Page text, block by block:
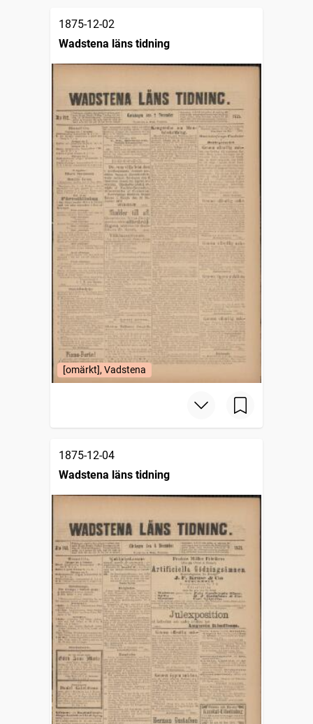
1875-12-02
Wadstena läns tidning
[omärkt], Vadstena
1875-12-04
Wadstena läns tidning